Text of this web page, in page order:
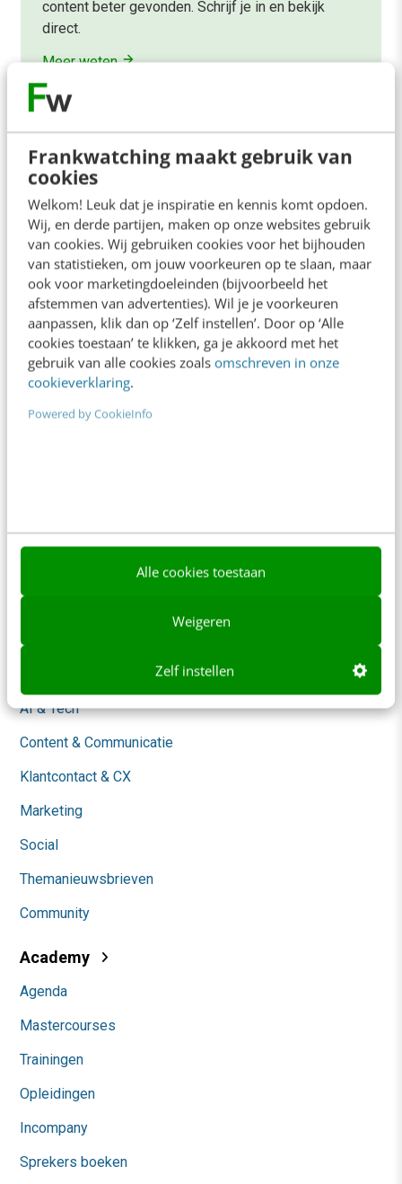
Frankwatching maakt gebruik van
cookies
Welkom! Leuk dat je inspiratie en kennis komt opdoen.
Wij, en derde partijen, maken op onze websites gebruik
van cookies. Wij gebruiken cookies voor het bijhouden
van statistieken, om jouw voorkeuren op te slaan, maar
ook voor marketingdoeleinden (bijvoorbeeld het
afstemmen van advertenties). Wil je je voorkeuren
aanpassen, klik dan op ‘Zelf instellen’. Door op ‘Alle
cookies toestaan’ te klikken, ga je akkoord met het
gebruik van alle cookies zoals omschreven in onze
cookieverklaring.
Powered by CookieInfo
Alle cookies toestaan
Weigeren
Zelf instellen
content beter gevonden. Schrijf je in en bekijk
direct.
Meer weten
Contact Redactie
redactie@frankwatching.com
+31 30 200 1045
Tarieven
Meer contactopties
Frankwatching
Adverteren
Werken bij
AI & Tech
Content & Communicatie
Klantcontact & CX
Marketing
Social
Themanieuwsbrieven
Community
Academy
Agenda
Mastercourses
Trainingen
Opleidingen
Incompany
Sprekers boeken